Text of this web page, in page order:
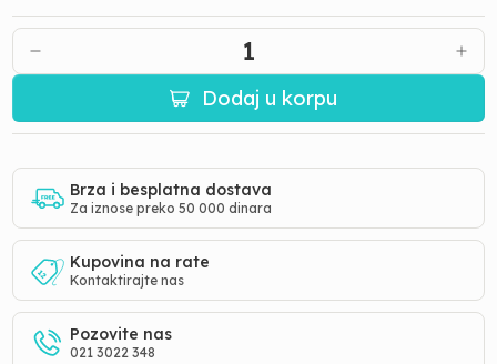
1
Dodaj u korpu
Brza i besplatna dostava
Za iznose preko 50 000 dinara
Kupovina na rate
Kontaktirajte nas
Pozovite nas
021 3022 348